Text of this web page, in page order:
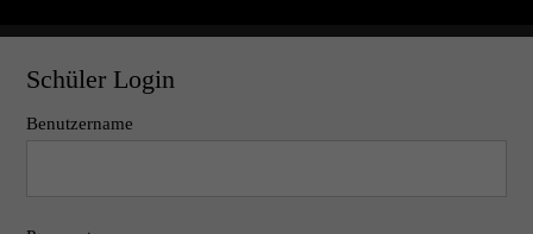
Schüler Login
Benutzername